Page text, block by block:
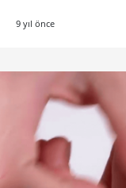
9 yıl önce